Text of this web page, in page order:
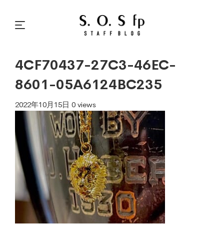
4CF70437-27C3-46EC-
8601-05A6124BC235
2022年10月15日 0 views